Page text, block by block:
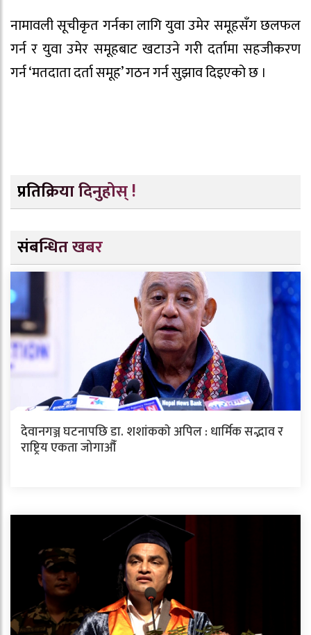
नामावली सूचीकृत गर्नका लागि युवा उमेर समूहसँग छलफल
गर्न र युवा उमेर समूहबाट खटाउने गरी दर्तामा सहजीकरण
गर्न ‘मतदाता दर्ता समूह’ गठन गर्न सुझाव दिइएको छ ।
प्रतिक्रिया दिनुहोस् !
संबन्धित खबर
देवानगञ्ज घटनापछि डा. शशांककाे अपिल : धार्मिक सद्भाव र
राष्ट्रिय एकता जोगाऔँ